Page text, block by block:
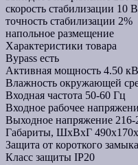
скорость стабилизации 10
точность стабилизации 2%
напольное размещение
Характеристики товара
Bypass есть
Активная мощность 4.50
Влажность окружающей
Входная частота 50-60 Гц
Входное рабочее
Выходное напряжение
Габариты, ШхВхГ
Защита от короткого
Класс защиты IP20